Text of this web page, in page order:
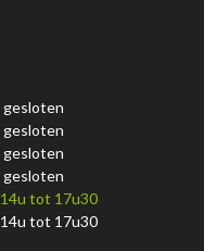
gesloten
gesloten
gesloten
gesloten
14u tot 17u30
14u tot 17u30